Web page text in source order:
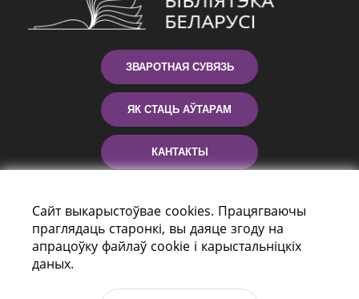
ЗВАРОТНАЯ СУВЯЗЬ
ЯК СТАЦЬ АЎТАРАМ
КАНТАКТЫ
Сайт выкарыстоўвае cookies. Працягваючы
праглядаць старонкі, вы даяце згоду на
апрацоўку файлаў cookie і карыстальніцкіх
даных.